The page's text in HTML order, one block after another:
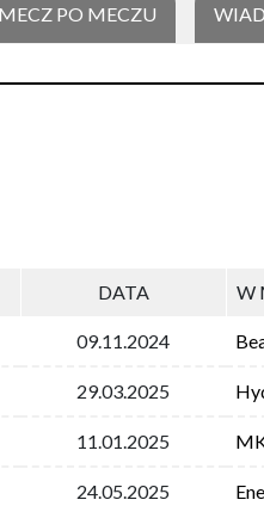
MECZ PO MECZU
DATA W
09.11.2024
29.03.2025
11.01.2025
24.05.2025